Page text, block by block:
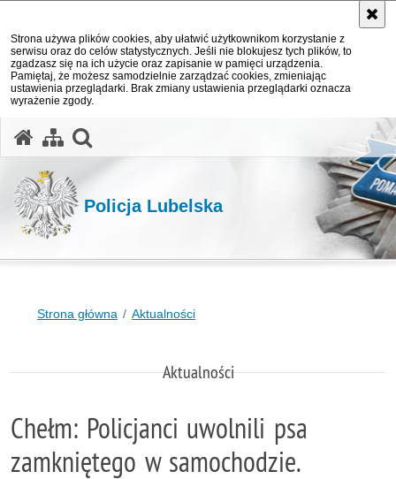
Strona używa plików cookies, aby ułatwić użytkownikom korzystanie z
serwisu oraz do celów statystycznych. Jeśli nie blokujesz tych plików, to
zgadzasz się na ich użycie oraz zapisanie w pamięci urządzenia.
Pamiętaj, że możesz samodzielnie zarządzać cookies, zmieniając
ustawienia przeglądarki. Brak zmiany ustawienia przeglądarki oznacza
wyrażenie zgody.
Policja Lubelska
Strona główna Aktualności
Aktualności
Chełm: Policjanci uwolnili psa
zamkniętego w samochodzie.